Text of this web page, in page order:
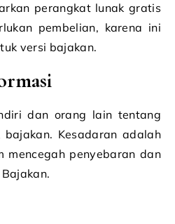
perangkat lunak gratis
pembelian, karena ini
versi bajakan.
dan orang lain tentang
Kesadaran adalah
mencegah penyebaran dan